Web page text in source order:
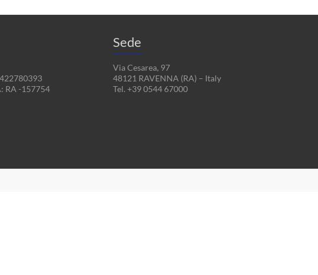
RA -157754
Sede
Via Cesarea, 97
48121 RAVENNA (RA) – Italy
Tel. +39 0544 67000